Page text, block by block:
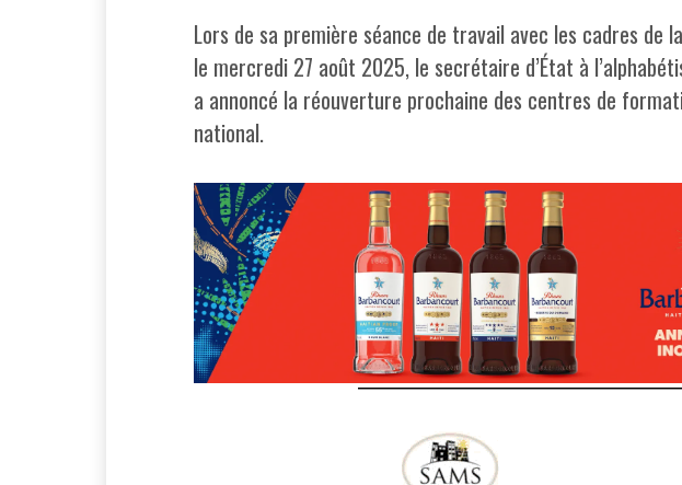
Lors de sa première séance de travail avec les cadres de
le mercredi 27 août 2025, le secrétaire d’État à
a annoncé la réouverture prochaine des centres de
national.